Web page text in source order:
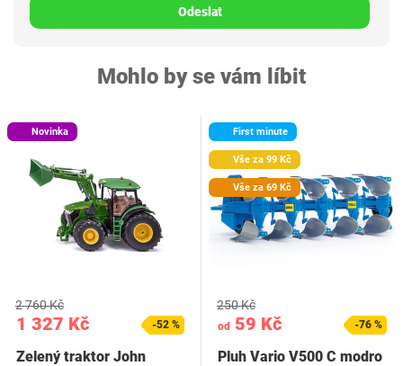
Odeslat
Mohlo by se vám líbit
Novinka
1 327 Kč
2 760 Kč
-52 %
Zelený traktor John
First minute
Vše za 99 Kč
Vše za 69 Kč
od 59 Kč
250 Kč
-76 %
Pluh Vario V500 C modro